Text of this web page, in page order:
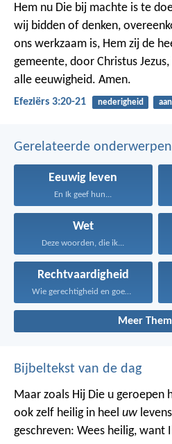
Hem nu Die bij machte is te
wij bidden of denken,
ons werkzaam is, Hem zij de
gemeente, door Christus
alle eeuwigheid. Amen.
Efeziërs 3:20-21 nederigheid
Gerelateerde onderwerpen
Eeuwig leven
En Ik geef hun...
Wet
Deze woorden, die ik...
Rechtvaardigheid
Wie gerechtigheid en goedertierenheid...
Meer
Bijbeltekst van de dag
Maar zoals Hij Die u geroepen
ook zelf heilig in heel uw
geschreven: Wees heilig, want